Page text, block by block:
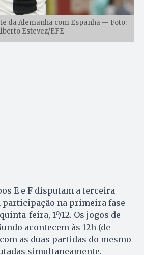
da Alemanha com Espanha — Foto:
Estevez/EFE
E e F disputam a terceira
participação na primeira fase
feira, 1º/12. Os jogos de
acontecem às 12h (de
as duas partidas do mesmo
simultaneamente.